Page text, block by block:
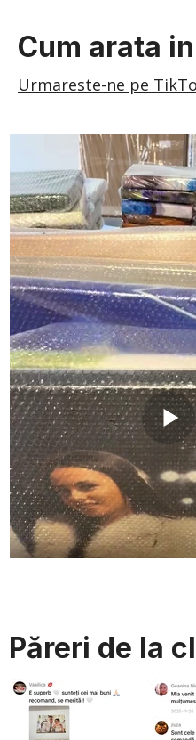
Cum arata
Urmareste-ne pe
Păreri de la